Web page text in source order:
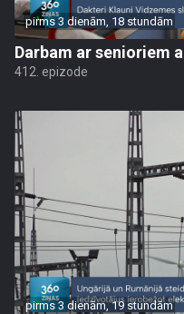
pirms 3 dienām, 18 stundām
Darbam ar senioriem
412. epizode
pirms 3 dienām, 19 stundām